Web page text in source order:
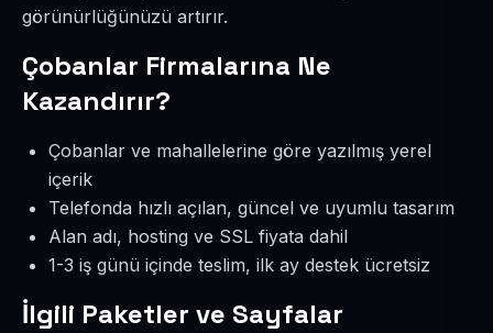
görünürlüğünüzü artırır.
Çobanlar Firmalarına Ne
Kazandırır?
Çobanlar ve mahallelerine göre yazılmış yerel
içerik
Telefonda hızlı açılan, güncel ve uyumlu tasarım
Alan adı, hosting ve SSL fiyata dahil
1-3 iş günü içinde teslim, ilk ay destek ücretsiz
İlgili Paketler ve Sayfalar